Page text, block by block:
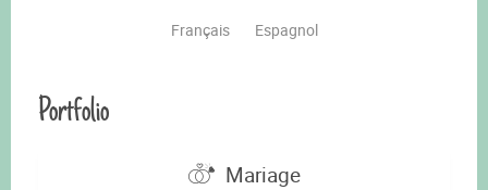
Français Espagnol
Portfolio
Mariage